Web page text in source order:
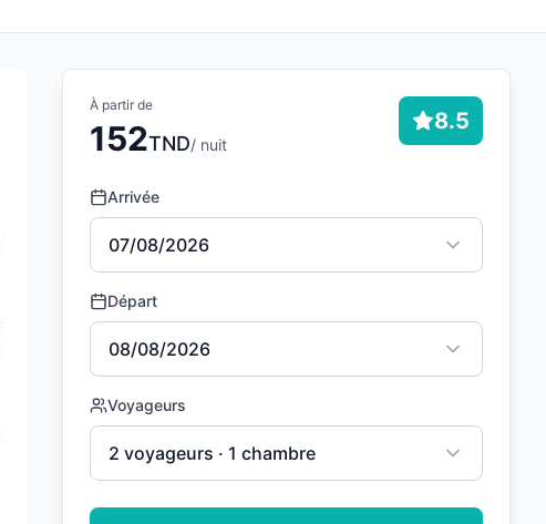
À partir de
152TND/ nuit
8.5
Arrivée
07/08/2026
Départ
08/08/2026
Voyageurs
2 voyageurs · 1 chambre